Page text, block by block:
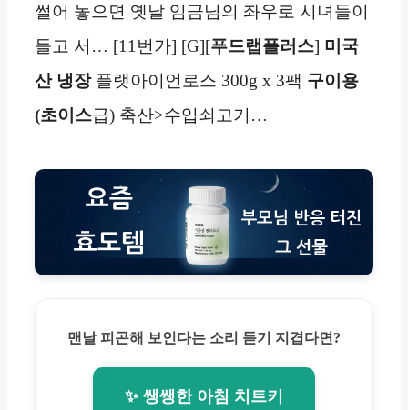
썰어 놓으면 옛날 임금님의 좌우로 시녀들이
들고 서… [11번가] [G][푸드랩플러스] 미국
산 냉장플랫아이언로스 300g x 3팩 구이용
(초이스급) 축산>수입쇠고기…
맨날 피곤해 보인다는 소리 듣기 지겹다면?
✨ 쌩쌩한 아침 치트키